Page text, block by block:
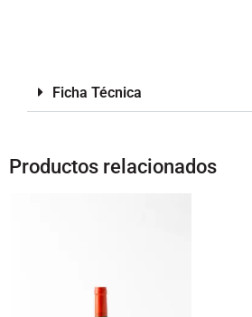
Ficha Técnica
Productos relacionados